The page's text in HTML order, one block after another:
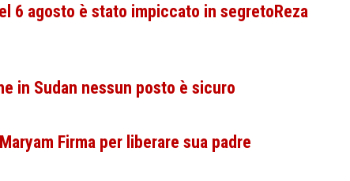
6 agosto è stato impiccato in segretoReza
in Sudan nessun posto è sicuro
Firma per liberare sua padre